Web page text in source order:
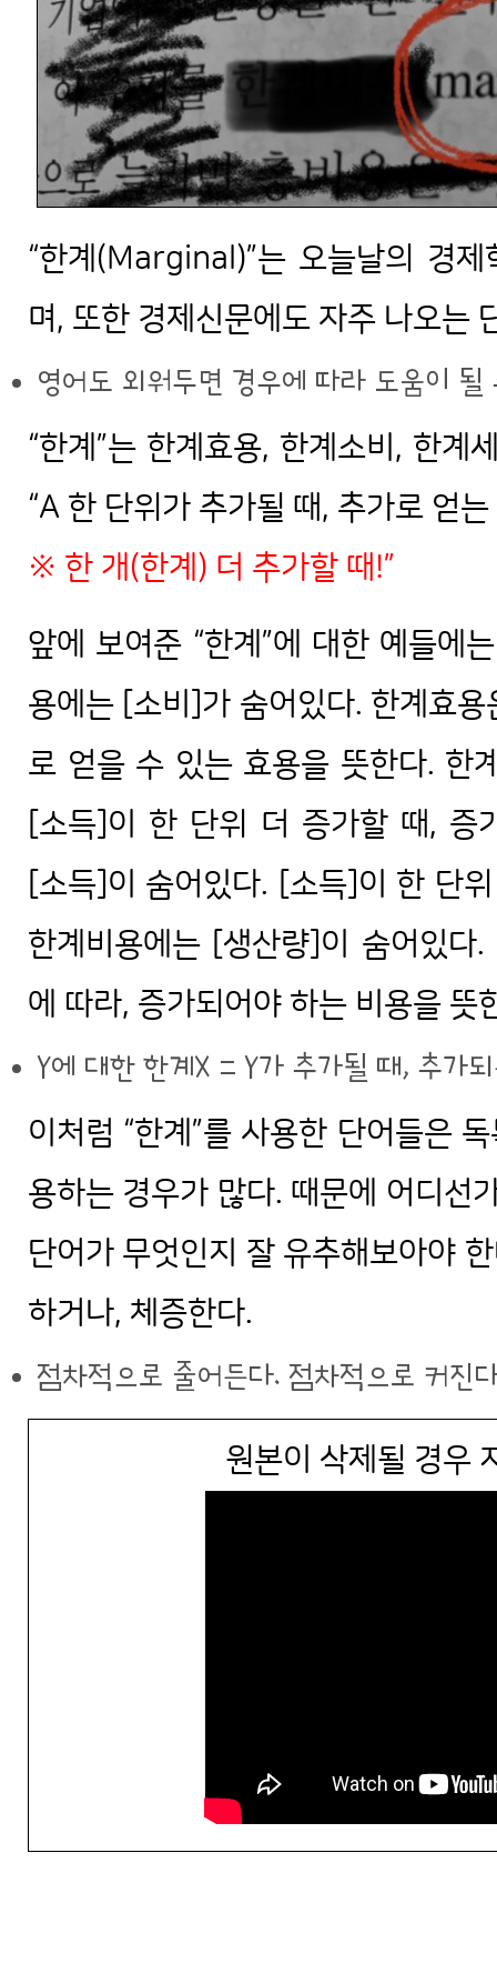
“한계(Marginal)”는 오늘날의 경
며, 또한 경제신문에도 자주 나오는
영어도 외워두면 경우에 따라 도움이 될
“한계”는 한계효용, 한계소비, 한계
“A 한 단위가 추가될 때, 추가로 얻
※ 한 개(한계) 더 추가할 때!”
앞에 보여준 “한계”에 대한 예들에
용에는 [소비]가 숨어있다. 한계효
로 얻을 수 있는 효용을 뜻한다. 한
[소득]이 한 단위 더 증가할 때, 증
[소득]이 숨어있다. [소득]이 한 단
한계비용에는 [생산량]이 숨어있
에 따라, 증가되어야 하는 비용을 뜻
Y에 대한 한계X = Y가 추가될 때, 추
이처럼 “한계”를 사용한 단어들은
용하는 경우가 많다. 때문에 어디선
단어가 무엇인지 잘 유추해보아야
하거나, 체증한다.
점차적으로 줄어든다. 점차적으로 커진
원본이 삭제될 경우